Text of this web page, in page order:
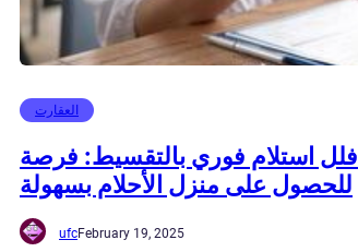
العقارت
فلل استلام فوري بالتقسيط: فرصة
للحصول على منزل الأحلام بسهولة
ufcFebruary 19, 2025